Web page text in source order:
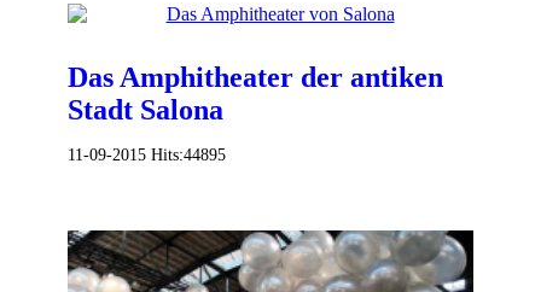
Das Amphitheater der antiken
Stadt Salona
11-09-2015 Hits:44895